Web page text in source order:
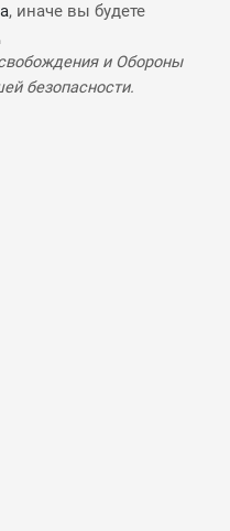
, иначе вы будете
и Обороны
безопасности.